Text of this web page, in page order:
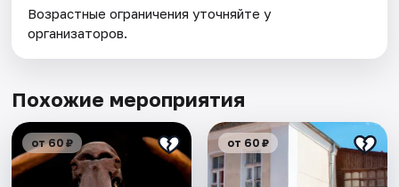
Возрастные ограничения уточняйте у
организаторов.
Похожие мероприятия
от 60 ₽ от 60 ₽